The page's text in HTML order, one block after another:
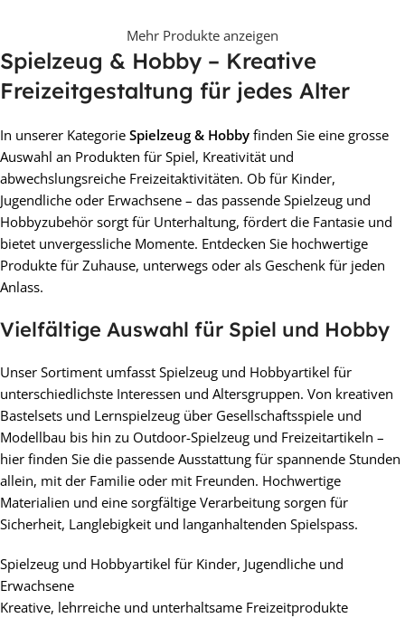
Mehr Produkte anzeigen
Spielzeug & Hobby – Kreative
Freizeitgestaltung für jedes Alter
In unserer Kategorie Spielzeug & Hobby finden Sie eine grosse
Auswahl an Produkten für Spiel, Kreativität und
abwechslungsreiche Freizeitaktivitäten. Ob für Kinder,
Jugendliche oder Erwachsene – das passende Spielzeug und
Hobbyzubehör sorgt für Unterhaltung, fördert die Fantasie und
bietet unvergessliche Momente. Entdecken Sie hochwertige
Produkte für Zuhause, unterwegs oder als Geschenk für jeden
Anlass.
Vielfältige Auswahl für Spiel und Hobby
Unser Sortiment umfasst Spielzeug und Hobbyartikel für
unterschiedlichste Interessen und Altersgruppen. Von kreativen
Bastelsets und Lernspielzeug über Gesellschaftsspiele und
Modellbau bis hin zu Outdoor-Spielzeug und Freizeitartikeln –
hier finden Sie die passende Ausstattung für spannende Stunden
allein, mit der Familie oder mit Freunden. Hochwertige
Materialien und eine sorgfältige Verarbeitung sorgen für
Sicherheit, Langlebigkeit und langanhaltenden Spielspass.
Spielzeug und Hobbyartikel für Kinder, Jugendliche und
Erwachsene
Kreative, lehrreiche und unterhaltsame Freizeitprodukte